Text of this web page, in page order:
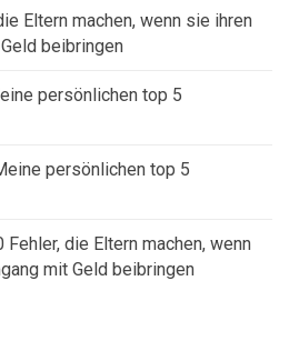
Eltern machen, wenn sie ihren
beibringen
persönlichen top 5
persönlichen top 5
Fehler, die Eltern machen, wenn
mit Geld beibringen